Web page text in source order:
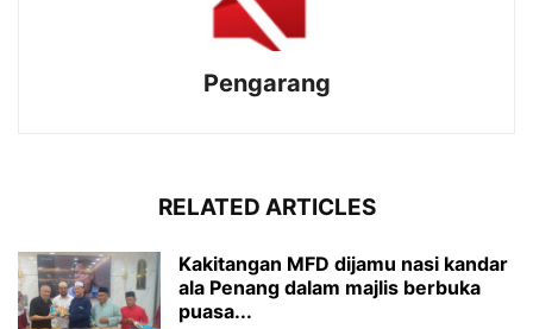
Pengarang
RELATED ARTICLES
Kakitangan MFD dijamu nasi kandar
ala Penang dalam majlis berbuka
puasa...